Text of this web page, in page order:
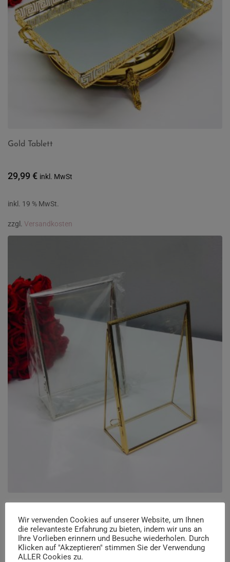
Gold Tablett
29,99 € inkl. MwSt
inkl. 19 % MwSt.
zzgl. Versandkosten
16,99€ inkl. MwSt
Wir verwenden Cookies auf unserer Website, um Ihnen
die relevanteste Erfahrung zu bieten, indem wir uns an
Ihre Vorlieben erinnern und Besuche wiederholen. Durch
Klicken auf "Akzeptieren" stimmen Sie der Verwendung
ALLER Cookies zu.